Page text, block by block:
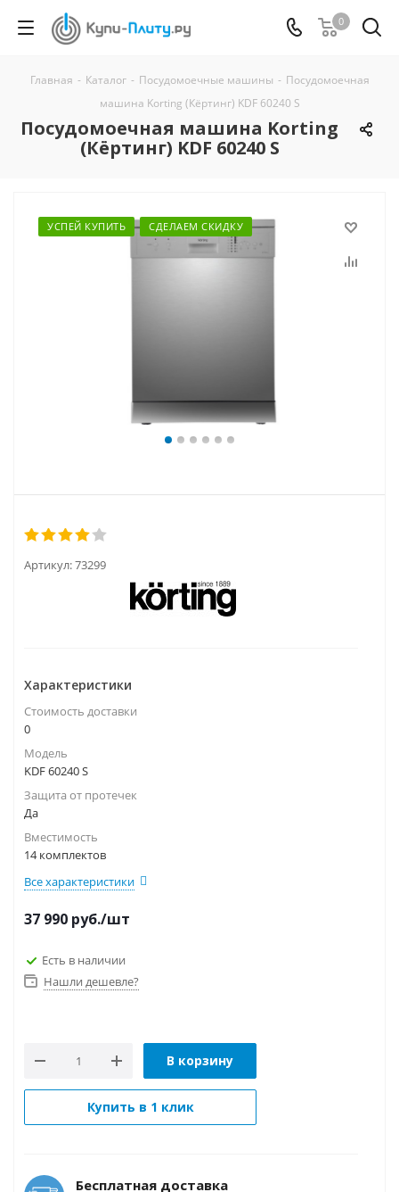
0
Главная - Каталог - Посудомоечные машины - Посудомоечная
машина Korting (Кёртинг) KDF 60240 S
Посудомоечная машина Korting
(Кёртинг) KDF 60240 S
УСПЕЙ КУПИТЬ СДЕЛАЕМ СКИДКУ
Артикул:73299
Характеристики
Стоимость доставки
0
Модель
KDF 60240 S
Защита от протечек
Да
Вместимость
14 комплектов
Все характеристики
37 990 руб./шт
Есть в наличии
Нашли дешевле?
В корзину
Купить в 1 клик
Бесплатная доставка